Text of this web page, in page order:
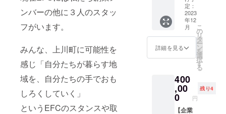
ンバーの他に３人のスタッ
フがいます。
みんな、上川町に可能性を
感じ「自分たちが暮らす地
域を、自分たちの手でおも
しろくしていく」
というEFCのスタンスや取
に案内
すれば
良いの
だろう
かと、
キッカ
ケにな
た。
［リ
ターン
内容］
・感謝
はもち
ろん、
退任後
の活動
などに
ついて
いろい
ろとお
くこと
ができ
大満足
でし
た。ま
にもお
すす
め！静
かに
黙々と
作業が
したい
ときは
NDOの
シェア
オフィ
スへ！
気分や
緒に交
流会を
開催！
リアル
な声が
聞ける
か
も…！
ま
ANSHI
NDにご
宿泊い
ただけ
グもあ
りま
す！ さ
らに！3
階シェ
アオ
フィス
や、徒
のとこ
ろにあ
る
PORTO
のコ
月＝
240,000
円のと
ころを
年間
200,000
円でご
利用い
るので
お得で
す！ さ
らに！
ANSHI
出して
いるけ
ど応募
がない...
という
上川町
や近隣
市町村
さま
へ！
EFCが
全力で
御社の
定：
2023
年12
月
詳細を見る
こ
の
リ
タ
ー
ン
を
選
択
す
る
400
,00
0 円
残り4
【企業